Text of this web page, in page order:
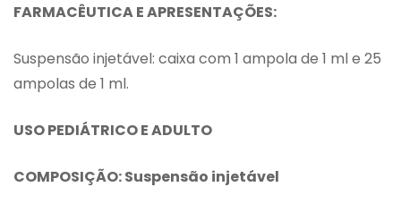
FARMACÊUTICA E APRESENTAÇÕES:
Suspensão injetável: caixa com 1 ampola de 1 ml e 25
ampolas de 1 ml.
USO PEDIÁTRICO E ADULTO
COMPOSIÇÃO: Suspensão injetável